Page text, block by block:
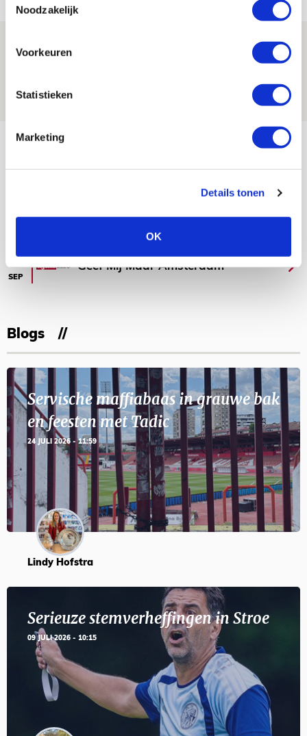
Noodzakelijk
Voorkeuren
Statistieken
Marketing
Details tonen
OK
Míchel niet blij met resultaat en spel
NIEUWS
Bekijk meer
[VOL]
11
SEP
Geef Mij Maar Amsterdam
Blogs
Servische maffiabaas in grauwe bak
en feesten met Tadic
24 JULI 2026 - 11:59
Lindy Hofstra
Serieuze stemverheffingen in Stroe
09 JULI 2026 - 10:15